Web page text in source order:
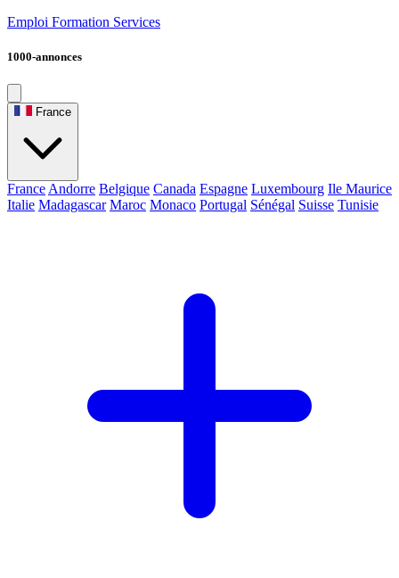
Emploi Formation Services
1000-annonces
France
France Andorre Belgique Canada Espagne Luxembourg Ile Maurice
Italie Madagascar Maroc Monaco Portugal Sénégal Suisse Tunisie